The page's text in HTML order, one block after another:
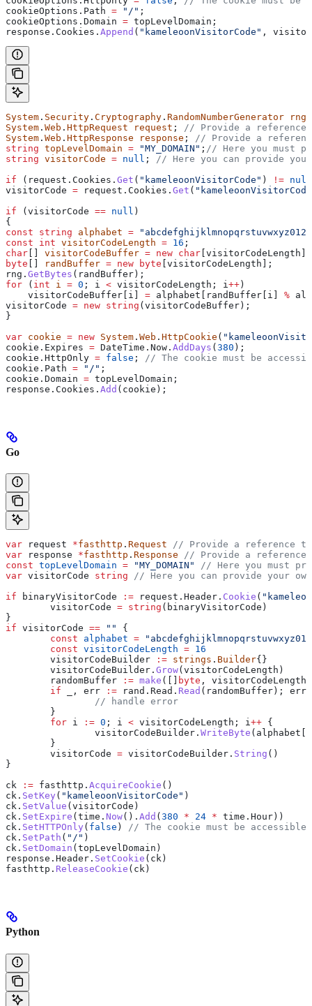
cookieOptions . Path = "/" ;
cookieOptions . Domain = topLevelDomain ;
response . Cookies . Append ( "kameleoonVisitorCode" ,
System . Security . Cryptography . RandomNumberGenerator rng
System . Web . HttpRequest request ;
// Provide a reference
System . Web . HttpResponse response ;
// Provide a
string topLevelDomain = "MY_DOMAIN" ; // Here you must
string visitorCode = null ;
// Here you can provide
if ( request . Cookies . Get ( "kameleoonVisitorCode" ) != null
visitorCode = request . Cookies . Get (
if (visitorCode == null )
{
const string alphabet =
const int visitorCodeLength = 16 ;
char [] visitorCodeBuffer = new char [visitorCodeLength ];
byte [] randBuffer = new byte [visitorCodeLength ];
rng . GetBytes ( randBuffer);
for ( int i = 0 ; i < visitorCodeLength ; i ++)
    visitorCodeBuffer
[ i ] = alphabet [ randBuffer [ i ] %
visitorCode = new string (visitorCodeBuffer);
}
var cookie = new System . Web . HttpCookie (
cookie . Expires = DateTime . Now . AddDays (380 );
cookie . HttpOnly = false ;
// The cookie must be
cookie . Path = "/" ;
cookie . Domain = topLevelDomain ;
response . Cookies . Add ( cookie );
Go
var request *fasthttp . Request // Provide a reference to
var response *fasthttp . Response // Provide a reference
const topLevelDomain = "MY_DOMAIN"
// Here you must
var visitorCode string // Here you can provide your
if binaryVisitorCode := request . Header . Cookie (
	visitorCode
= string ( binaryVisitorCode )
}
if visitorCode == ""
{
	const
alphabet =
	const
visitorCodeLength = 16
	visitorCodeBuilder
:= strings . Builder{}
	visitorCodeBuilder
. Grow( visitorCodeLength )
	randomBuffer
:= make ([] byte , visitorCodeLength
	if
, err := rand . Read . Read ( randomBuffer ); err
		// handle error
	}
	for
i := 0 ; i < visitorCodeLength ; i++ {
		visitorCodeBuilder
. WriteByte ( alphabet
	}
	visitorCode
= visitorCodeBuilder . String ()
}
ck := fasthttp . AcquireCookie ()
ck . SetKey ( "kameleoonVisitorCode" )
ck . SetValue ( visitorCode )
ck . SetExpire ( time . Now(). Add ( 380 * 24 * time . Hour ))
ck . SetHTTPOnly ( false ) // The cookie must be
ck . SetPath ( "/" )
ck . SetDomain ( topLevelDomain )
response . Header . SetCookie ( ck )
fasthttp . ReleaseCookie ( ck )
Python